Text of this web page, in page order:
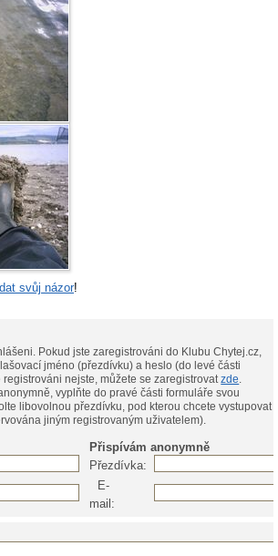
svůj názor!
Pokud jste zaregistrováni do Klubu Chytej.cz,
jméno (přezdívku) a heslo (do levé části
ještě registrováni nejste, můžete se zaregistrovatzde.
vyplňte do pravé části formuláře svou
libovolnou přezdívku, pod kterou chcete vystupovat
jiným registrovaným uživatelem).
Přispívám anonymně
Přezdívka:
E-
mail: